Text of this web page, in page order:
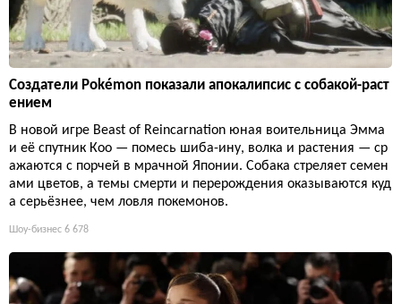
Создатели Pokémon показали апокалипсис с собакой-раст
ением
В новой игре Beast of Reincarnation юная воительница Эмма
и её спутник Кoo — помесь шиба-ину, волка и растения — ср
ажаются с порчей в мрачной Японии. Собака стреляет семен
ами цветов, а темы смерти и перерождения оказываются куд
а серьёзнее, чем ловля покемонов.
Шоу-бизнес 6 678